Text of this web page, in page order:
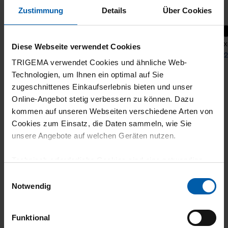
Zustimmung Details Über Cookies
Diese Webseite verwendet Cookies
TRIGEMA verwendet Cookies und ähnliche Web-
Technologien, um Ihnen ein optimal auf Sie
zugeschnittenes Einkaufserlebnis bieten und unser
Online-Angebot stetig verbessern zu können. Dazu
kommen auf unseren Webseiten verschiedene Arten von
Cookies zum Einsatz, die Daten sammeln, wie Sie
unsere Angebote auf welchen Geräten nutzen.
grundlegende Funktionen wie etwa zur Auswahl und
gewährleisten.
Notwendig
Funktional
Relaxed T-shirt
from
shipping